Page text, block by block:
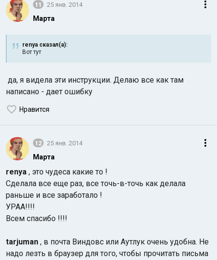
11 25 янв. 2014
Марта
renya сказал(а):
Вот тут
да, я видела эти инструкции. Делаю все как там
написано - дает ошибку
Нравится
12 25 янв. 2014
Марта
renya , это чудеса какие то !
Сделала все еще раз, все точь-в-точь как делала
раньше и все заработало !
УРАА!!!!
Всем спасибо !!!!
tarjuman , в почта Виндовс или Аутлук очень удобна. Не
надо лезть в браузер для того, чтобы прочитать письма